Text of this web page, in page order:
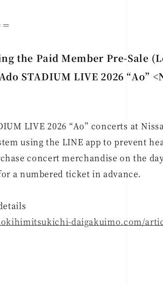
the Paid Member Pre-Sale
STADIUM LIVE 2026 “Ao”
LIVE 2026 “Ao” concerts at
using the LINE app to prevent
concert merchandise on the
a numbered ticket in advance.
daigakuimo.com/